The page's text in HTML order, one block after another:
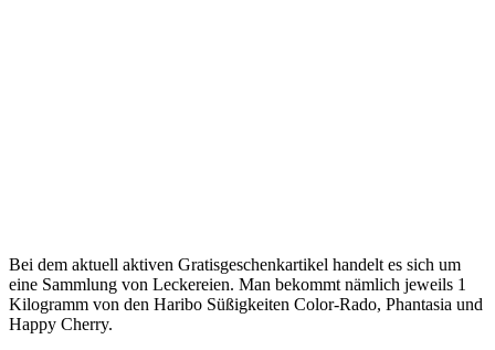
Bei dem aktuell aktiven Gratisgeschenkartikel handelt es sich um
eine Sammlung von Leckereien. Man bekommt nämlich jeweils 1
Kilogramm von den Haribo Süßigkeiten Color-Rado, Phantasia und
Happy Cherry.